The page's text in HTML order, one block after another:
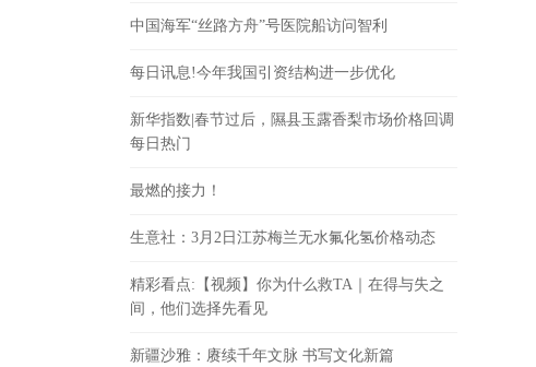
中国海军“丝路方舟”号医院船访问智利
每日讯息!今年我国引资结构进一步优化
新华指数|春节过后，隰县玉露香梨市场价格回调
每日热门
最燃的接力！
生意社：3月2日江苏梅兰无水氟化氢价格动态
精彩看点:【视频】你为什么救TA｜在得与失之
间，他们选择先看见
新疆沙雅：赓续千年文脉 书写文化新篇